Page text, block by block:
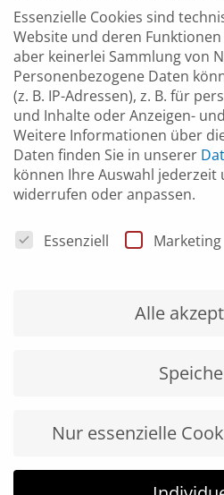
VERANSTALTER
Zentrum Digitalisierung
Essenzielle Cookies sind
Website und deren
aber keinerlei Sammlung von
Personenbezogene Daten
(z. B. IP-Adressen), z. B. für
und Inhalte oder Anzeigen-
Weitere Informationen über
Daten finden Sie in unserer
können Ihre Auswahl jederzeit
widerrufen oder anpassen.
Datenschutzeinstellungen
Essenziell Marketing
Alle
Nur essenzielle